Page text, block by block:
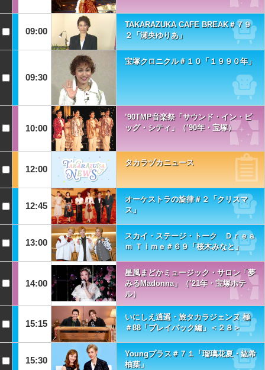
09:00
TAKARAZUKA CAFE BREAK＃７９
２「瀬央ゆりあ」
09:30
宝塚クロニクル＃１０「１９９０年」
10:00
’90TMP音楽祭「サウンド・イン・ビ
ッグ・シティ」（’90年・宝塚）
12:00
タカラヅカニュース
12:45
オーケストラの旋律＃２「クリスマ
ス」
13:00
スカイ・ステージ・トーク Ｄｒｅａ
ｍ Ｔｉｍｅ＃６９「桜木みなと」
14:00
星風まどかミュージック・サロン「夢
みるMadonna」（’21年・宝塚ホテ
ル）
15:15
いにしえ逍遥・旅タカラジェンヌ 極
＃88「プレイバック編」＜２８＞
15:30
Youngプラス＃７１「瑠璃花夏・紘希
柚葉」